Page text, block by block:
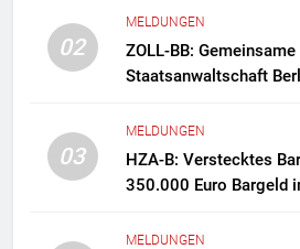
02
MELDUNGEN
ZOLL-BB:
Staatsanwaltschaft
Zollfahndung hebt
Drogenlabor aus
03
MELDUNGEN
HZA-B: Verstecktes
350.000 Euro Bargeld
MELDUNGEN